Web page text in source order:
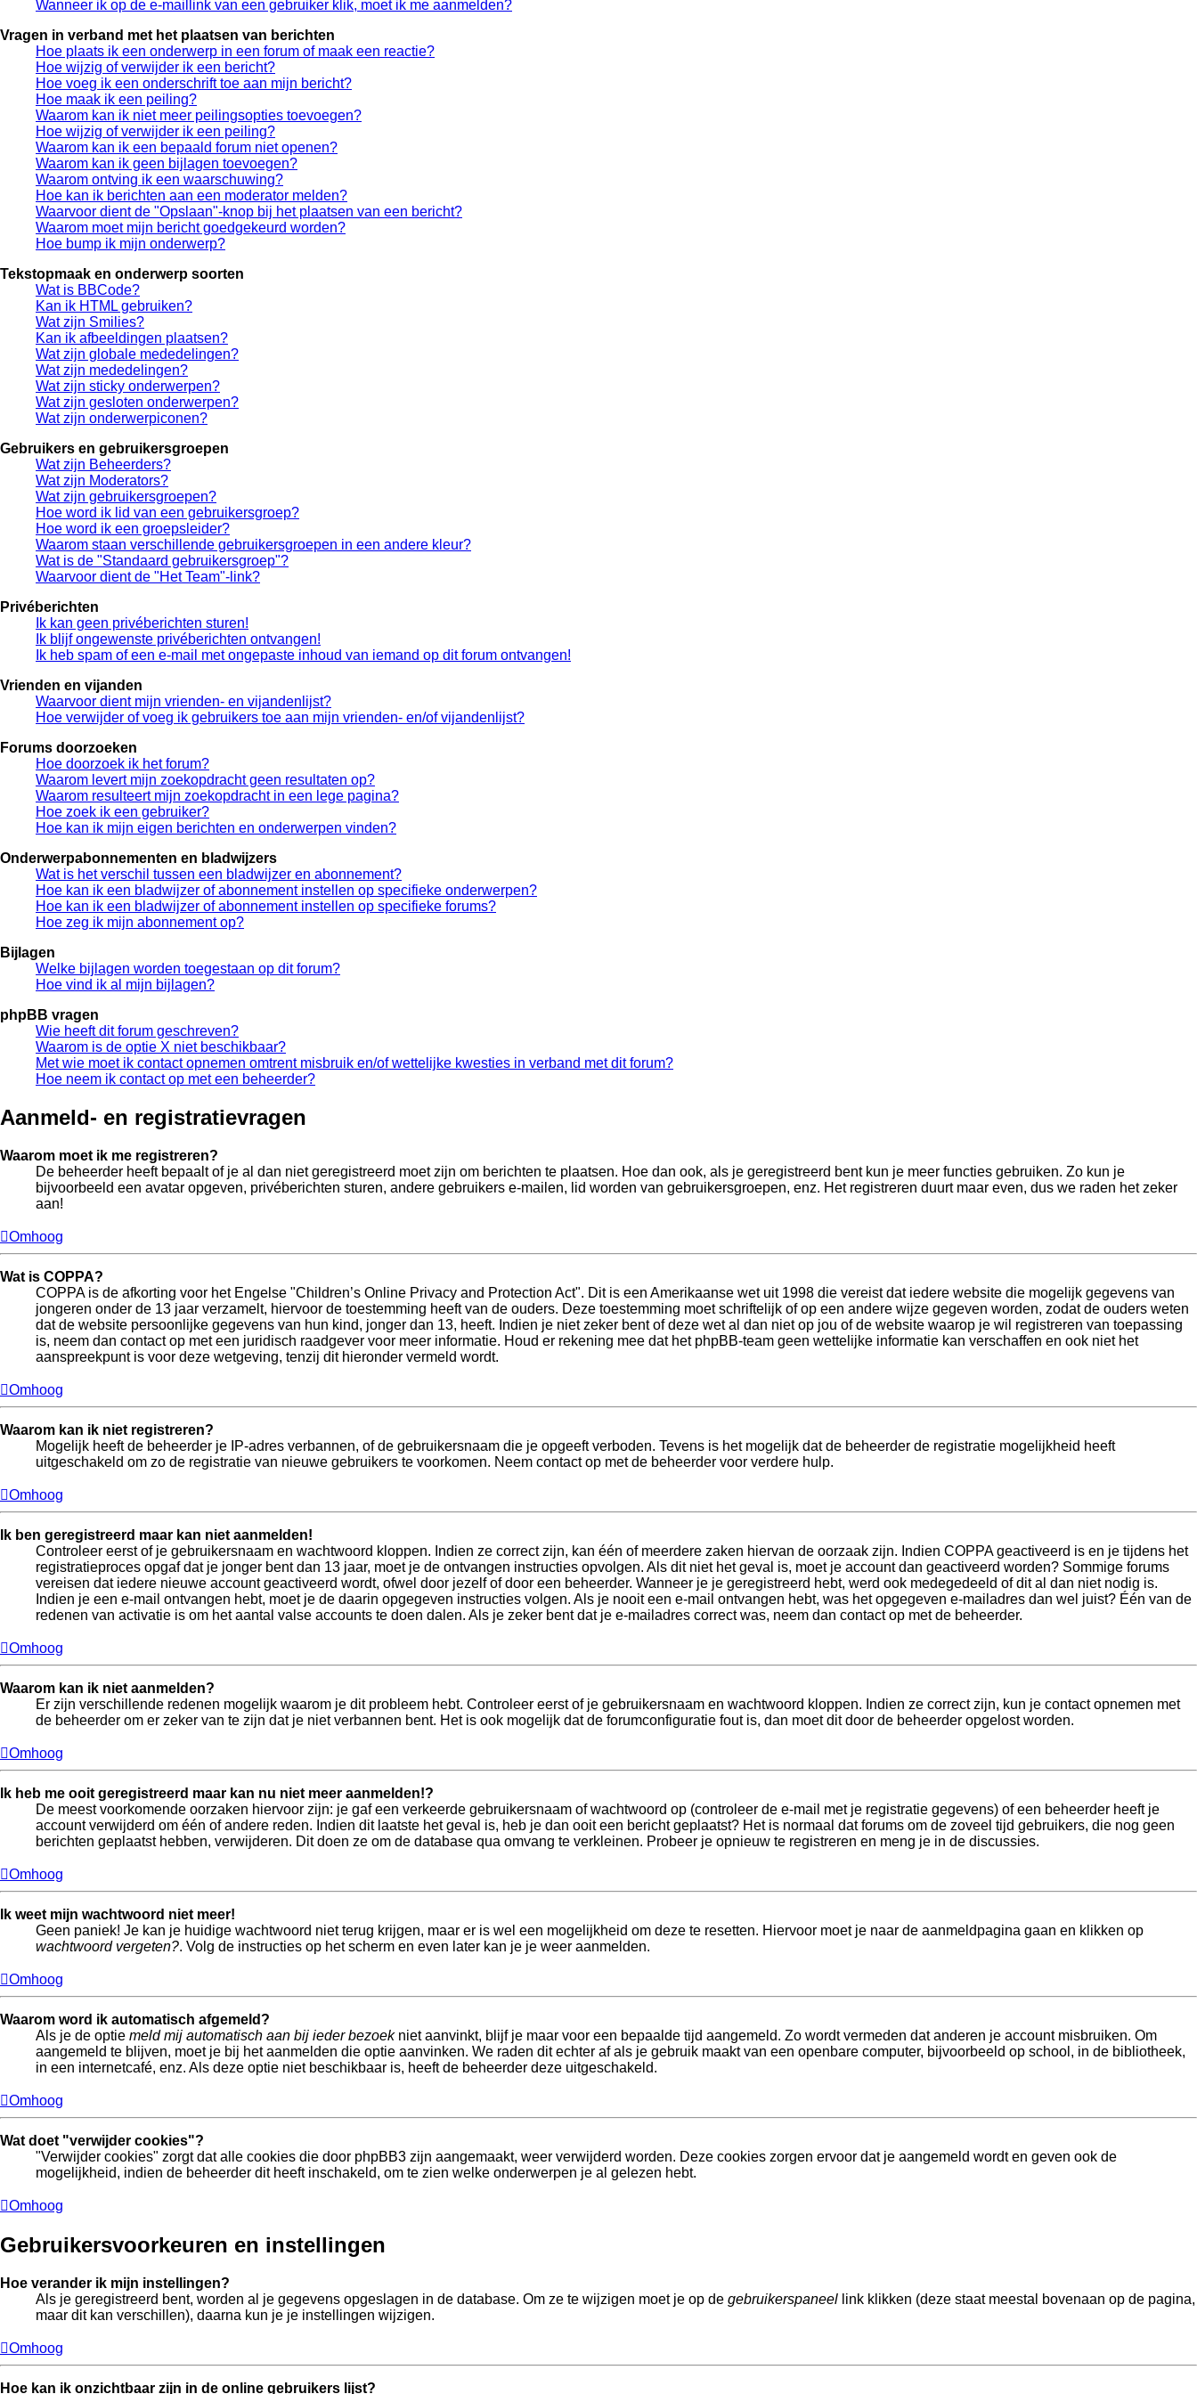
Wanneer ik op de e-maillink van een gebruiker klik, moet ik me aanmelden?
Vragen in verband met het plaatsen van berichten
Hoe plaats ik een onderwerp in een forum of maak een reactie?
Hoe wijzig of verwijder ik een bericht?
Hoe voeg ik een onderschrift toe aan mijn bericht?
Hoe maak ik een peiling?
Waarom kan ik niet meer peilingsopties toevoegen?
Hoe wijzig of verwijder ik een peiling?
Waarom kan ik een bepaald forum niet openen?
Waarom kan ik geen bijlagen toevoegen?
Waarom ontving ik een waarschuwing?
Hoe kan ik berichten aan een moderator melden?
Waarvoor dient de "Opslaan"-knop bij het plaatsen van een bericht?
Waarom moet mijn bericht goedgekeurd worden?
Hoe bump ik mijn onderwerp?
Tekstopmaak en onderwerp soorten
Wat is BBCode?
Kan ik HTML gebruiken?
Wat zijn Smilies?
Kan ik afbeeldingen plaatsen?
Wat zijn globale mededelingen?
Wat zijn mededelingen?
Wat zijn sticky onderwerpen?
Wat zijn gesloten onderwerpen?
Wat zijn onderwerpiconen?
Gebruikers en gebruikersgroepen
Wat zijn Beheerders?
Wat zijn Moderators?
Wat zijn gebruikersgroepen?
Hoe word ik lid van een gebruikersgroep?
Hoe word ik een groepsleider?
Waarom staan verschillende gebruikersgroepen in een andere kleur?
Wat is de "Standaard gebruikersgroep"?
Waarvoor dient de "Het Team"-link?
Privéberichten
Ik kan geen privéberichten sturen!
Ik blijf ongewenste privéberichten ontvangen!
Ik heb spam of een e-mail met ongepaste inhoud van iemand op dit forum ontvangen!
Vrienden en vijanden
Waarvoor dient mijn vrienden- en vijandenlijst?
Hoe verwijder of voeg ik gebruikers toe aan mijn vrienden- en/of vijandenlijst?
Forums doorzoeken
Hoe doorzoek ik het forum?
Waarom levert mijn zoekopdracht geen resultaten op?
Waarom resulteert mijn zoekopdracht in een lege pagina?
Hoe zoek ik een gebruiker?
Hoe kan ik mijn eigen berichten en onderwerpen vinden?
Onderwerpabonnementen en bladwijzers
Wat is het verschil tussen een bladwijzer en abonnement?
Hoe kan ik een bladwijzer of abonnement instellen op specifieke onderwerpen?
Hoe kan ik een bladwijzer of abonnement instellen op specifieke forums?
Hoe zeg ik mijn abonnement op?
Bijlagen
Welke bijlagen worden toegestaan op dit forum?
Hoe vind ik al mijn bijlagen?
phpBB vragen
Wie heeft dit forum geschreven?
Waarom is de optie X niet beschikbaar?
Met wie moet ik contact opnemen omtrent misbruik en/of wettelijke kwesties in verband met dit forum?
Hoe neem ik contact op met een beheerder?
Aanmeld- en registratievragen
Waarom moet ik me registreren?
De beheerder heeft bepaalt of je al dan niet geregistreerd moet zijn om berichten te plaatsen. Hoe dan ook, als je geregistreerd bent kun je meer functies gebruiken. Zo kun je
bijvoorbeeld een avatar opgeven, privéberichten sturen, andere gebruikers e-mailen, lid worden van gebruikersgroepen, enz. Het registreren duurt maar even, dus we raden het zeker
aan!
Omhoog
Wat is COPPA?
COPPA is de afkorting voor het Engelse "Children’s Online Privacy and Protection Act". Dit is een Amerikaanse wet uit 1998 die vereist dat iedere website die mogelijk gegevens van
jongeren onder de 13 jaar verzamelt, hiervoor de toestemming heeft van de ouders. Deze toestemming moet schriftelijk of op een andere wijze gegeven worden, zodat de ouders weten
dat de website persoonlijke gegevens van hun kind, jonger dan 13, heeft. Indien je niet zeker bent of deze wet al dan niet op jou of de website waarop je wil registreren van toepassing
is, neem dan contact op met een juridisch raadgever voor meer informatie. Houd er rekening mee dat het phpBB-team geen wettelijke informatie kan verschaffen en ook niet het
aanspreekpunt is voor deze wetgeving, tenzij dit hieronder vermeld wordt.
Omhoog
Waarom kan ik niet registreren?
Mogelijk heeft de beheerder je IP-adres verbannen, of de gebruikersnaam die je opgeeft verboden. Tevens is het mogelijk dat de beheerder de registratie mogelijkheid heeft
uitgeschakeld om zo de registratie van nieuwe gebruikers te voorkomen. Neem contact op met de beheerder voor verdere hulp.
Omhoog
Ik ben geregistreerd maar kan niet aanmelden!
Controleer eerst of je gebruikersnaam en wachtwoord kloppen. Indien ze correct zijn, kan één of meerdere zaken hiervan de oorzaak zijn. Indien COPPA geactiveerd is en je tijdens het
registratieproces opgaf dat je jonger bent dan 13 jaar, moet je de ontvangen instructies opvolgen. Als dit niet het geval is, moet je account dan geactiveerd worden? Sommige forums
vereisen dat iedere nieuwe account geactiveerd wordt, ofwel door jezelf of door een beheerder. Wanneer je je geregistreerd hebt, werd ook medegedeeld of dit al dan niet nodig is.
Indien je een e-mail ontvangen hebt, moet je de daarin opgegeven instructies volgen. Als je nooit een e-mail ontvangen hebt, was het opgegeven e-mailadres dan wel juist? Één van de
redenen van activatie is om het aantal valse accounts te doen dalen. Als je zeker bent dat je e-mailadres correct was, neem dan contact op met de beheerder.
Omhoog
Waarom kan ik niet aanmelden?
Er zijn verschillende redenen mogelijk waarom je dit probleem hebt. Controleer eerst of je gebruikersnaam en wachtwoord kloppen. Indien ze correct zijn, kun je contact opnemen met
de beheerder om er zeker van te zijn dat je niet verbannen bent. Het is ook mogelijk dat de forumconfiguratie fout is, dan moet dit door de beheerder opgelost worden.
Omhoog
Ik heb me ooit geregistreerd maar kan nu niet meer aanmelden!?
De meest voorkomende oorzaken hiervoor zijn: je gaf een verkeerde gebruikersnaam of wachtwoord op (controleer de e-mail met je registratie gegevens) of een beheerder heeft je
account verwijderd om één of andere reden. Indien dit laatste het geval is, heb je dan ooit een bericht geplaatst? Het is normaal dat forums om de zoveel tijd gebruikers, die nog geen
berichten geplaatst hebben, verwijderen. Dit doen ze om de database qua omvang te verkleinen. Probeer je opnieuw te registreren en meng je in de discussies.
Omhoog
Ik weet mijn wachtwoord niet meer!
Geen paniek! Je kan je huidige wachtwoord niet terug krijgen, maar er is wel een mogelijkheid om deze te resetten. Hiervoor moet je naar de aanmeldpagina gaan en klikken op
wachtwoord vergeten?. Volg de instructies op het scherm en even later kan je je weer aanmelden.
Omhoog
Waarom word ik automatisch afgemeld?
Als je de optie meld mij automatisch aan bij ieder bezoekniet aanvinkt, blijf je maar voor een bepaalde tijd aangemeld. Zo wordt vermeden dat anderen je account misbruiken. Om
aangemeld te blijven, moet je bij het aanmelden die optie aanvinken. We raden dit echter af als je gebruik maakt van een openbare computer, bijvoorbeeld op school, in de bibliotheek,
in een internetcafé, enz. Als deze optie niet beschikbaar is, heeft de beheerder deze uitgeschakeld.
Omhoog
Wat doet "verwijder cookies"?
"Verwijder cookies" zorgt dat alle cookies die door phpBB3 zijn aangemaakt, weer verwijderd worden. Deze cookies zorgen ervoor dat je aangemeld wordt en geven ook de
mogelijkheid, indien de beheerder dit heeft inschakeld, om te zien welke onderwerpen je al gelezen hebt.
Omhoog
Gebruikersvoorkeuren en instellingen
Hoe verander ik mijn instellingen?
Als je geregistreerd bent, worden al je gegevens opgeslagen in de database. Om ze te wijzigen moet je op de gebruikerspaneel link klikken (deze staat meestal bovenaan op de pagina,
maar dit kan verschillen), daarna kun je je instellingen wijzigen.
Omhoog
Hoe kan ik onzichtbaar zijn in de online gebruikers lijst?